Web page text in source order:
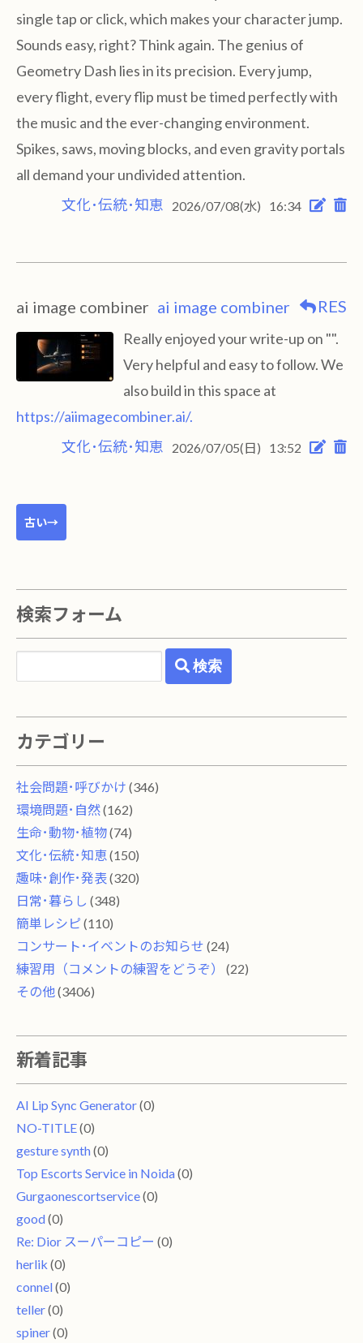
single tap or click, which makes your character jump.
Sounds easy, right? Think again. The genius of
Geometry Dash lies in its precision. Every jump,
every flight, every flip must be timed perfectly with
the music and the ever-changing environment.
Spikes, saws, moving blocks, and even gravity portals
all demand your undivided attention.
文化･伝統･知恵
2026/07/08(水) 16:34
ai image combiner ai image combiner RES
Really enjoyed your write-up on "".
Very helpful and easy to follow. We
also build in this space at
https://aiimagecombiner.ai/.
文化･伝統･知恵
2026/07/05(日) 13:52
古い→
検索フォーム
検索
カテゴリー
社会問題･呼びかけ (346)
環境問題･自然(162)
生命･動物･植物(74)
文化･伝統･知恵 (150)
趣味･創作･発表(320)
日常･暮らし (348)
簡単レシピ (110)
コンサート･イベントのお知らせ (24)
練習用（コメントの練習をどうぞ）
(22)
その他 (3406)
新着記事
AI Lip Sync Generator(0)
NO-TITLE(0)
gesture synth(0)
Top Escorts Service in Noida(0)
Gurgaonescortservice(0)
good(0)
Re: Dior スーパーコピー (0)
herlik (0)
connel(0)
teller(0)
spiner(0)